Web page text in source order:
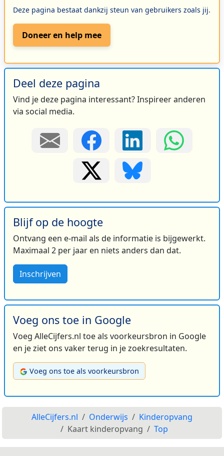
Deze pagina bestaat dankzij steun van gebruikers zoals jij.
Doneer en help mee
Deel deze pagina
Vind je deze pagina interessant? Inspireer anderen
via social media.
Blijf op de hoogte
Ontvang een e-mail als de informatie is bijgewerkt.
Maximaal 2 per jaar en niets anders dan dat.
Inschrijven
Voeg ons toe in Google
Voeg AlleCijfers.nl toe als voorkeursbron in Google
en je ziet ons vaker terug in je zoekresultaten.
Voeg ons toe als voorkeursbron
AlleCijfers.nl Onderwijs
Kinderopvang
Kaart kinderopvang
Top